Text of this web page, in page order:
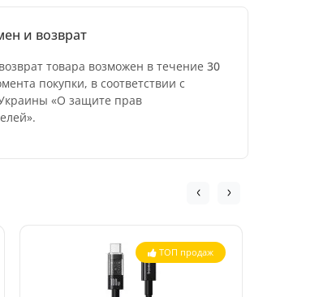
и возврат
товара возможен в течение 30
покупки, в соответствии с
«О защите прав
ТОП продаж